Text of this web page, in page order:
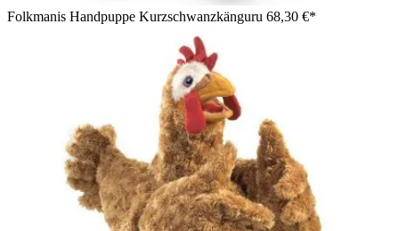
Folkmanis Handpuppe Kurzschwanzkänguru 68,30 €*